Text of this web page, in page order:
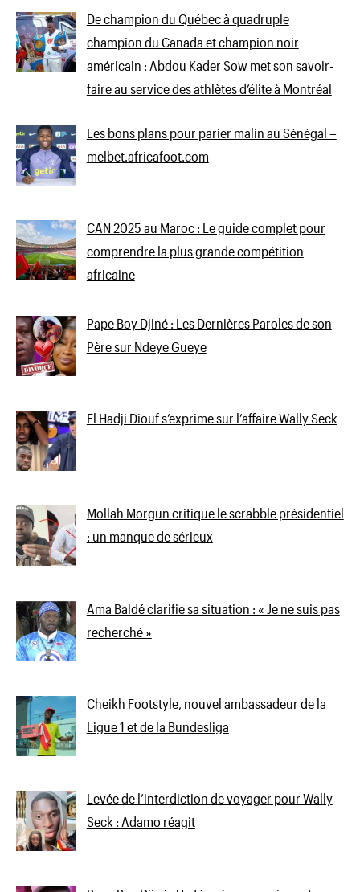
De champion du Québec à quadruple
champion du Canada et champion noir
américain : Abdou Kader Sow met son savoir-
faire au service des athlètes d’élite à Montréal
Les bons plans pour parier malin au Sénégal –
melbet.africafoot.com
CAN 2025 au Maroc : Le guide complet pour
comprendre la plus grande compétition
africaine
Pape Boy Djiné : Les Dernières Paroles de son
Père sur Ndeye Gueye
El Hadji Diouf s’exprime sur l’affaire Wally Seck
Mollah Morgun critique le scrabble présidentiel
: un manque de sérieux
Ama Baldé clarifie sa situation : « Je ne suis pas
recherché »
Cheikh Footstyle, nouvel ambassadeur de la
Ligue 1 et de la Bundesliga
Levée de l’interdiction de voyager pour Wally
Seck : Adamo réagit